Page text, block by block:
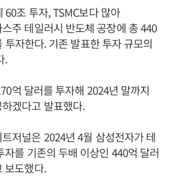
조 투자, TSMC보다 많아
주 테일러시 반도체 공장에 총 440
투자한다. 기존 발표한 투자 규모의
.
억 달러를 투자해 2024년 말까지
겠다고 발표했다.
저널은 2024년 4월 삼성전자가 테
자를 기존의 두배 이상인 440억 달러
보도했다.